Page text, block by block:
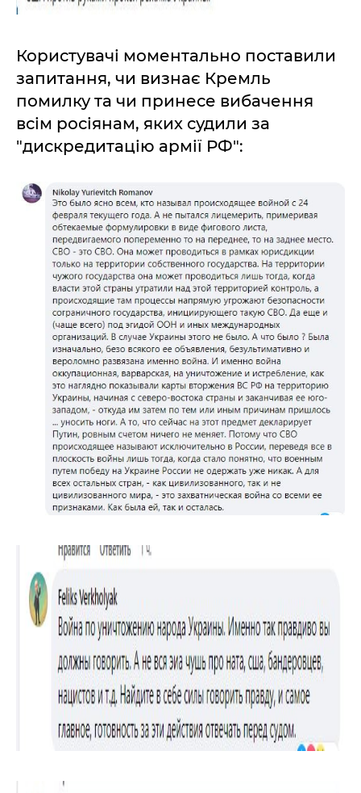
Користувачі моментально поставили
запитання, чи визнає Кремль
помилку та чи принесе вибачення
всім росіянам, яких судили за
"дискредитацію армії РФ":